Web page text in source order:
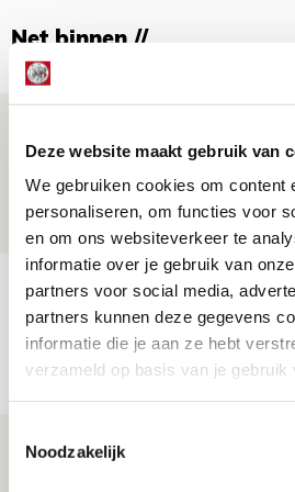
Deze website maakt gebruik van
We gebruiken cookies om content
personaliseren, om functies voor
en om ons websiteverkeer te
informatie over je gebruik van
partners voor social media,
partners kunnen deze gegevens
informatie die je aan ze hebt
verzameld op basis van je gebruik
Noodzakelijk
Net binnen //
Zwolle - Ajax
08 AUGUSTUS 2026 - 12:32
NIEUWS
Míchels elf: met welke
jij aan nieuw
08 AUGUSTUS 2026 - 11:34
Spelen bij Jong Ajax of